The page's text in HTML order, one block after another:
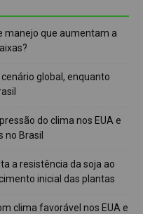
manejo que aumentam a
global, enquanto
do clima nos EUA e
no Brasil
a resistência da soja ao
inicial das plantas
clima favorável nos EUA e